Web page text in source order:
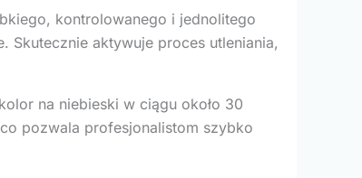
kontrolowanego i jednolitego
Skutecznie aktywuje proces utleniania,
na niebieski w ciągu około 30
pozwala profesjonalistom szybko